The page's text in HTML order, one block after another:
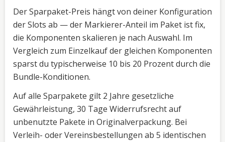
Der Sparpaket-Preis hängt von deiner Konfiguration
der Slots ab — der Markierer-Anteil im Paket ist fix,
die Komponenten skalieren je nach Auswahl. Im
Vergleich zum Einzelkauf der gleichen Komponenten
sparst du typischerweise 10 bis 20 Prozent durch die
Bundle-Konditionen.
Auf alle Sparpakete gilt 2 Jahre gesetzliche
Gewährleistung, 30 Tage Widerrufsrecht auf
unbenutzte Pakete in Originalverpackung. Bei
Verleih- oder Vereinsbestellungen ab 5 identischen